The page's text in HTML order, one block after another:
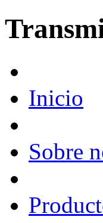
Inicio
Sobre